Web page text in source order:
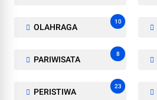
OLAHRAGA
10
PARIWISATA
8
PERISTIWA
23